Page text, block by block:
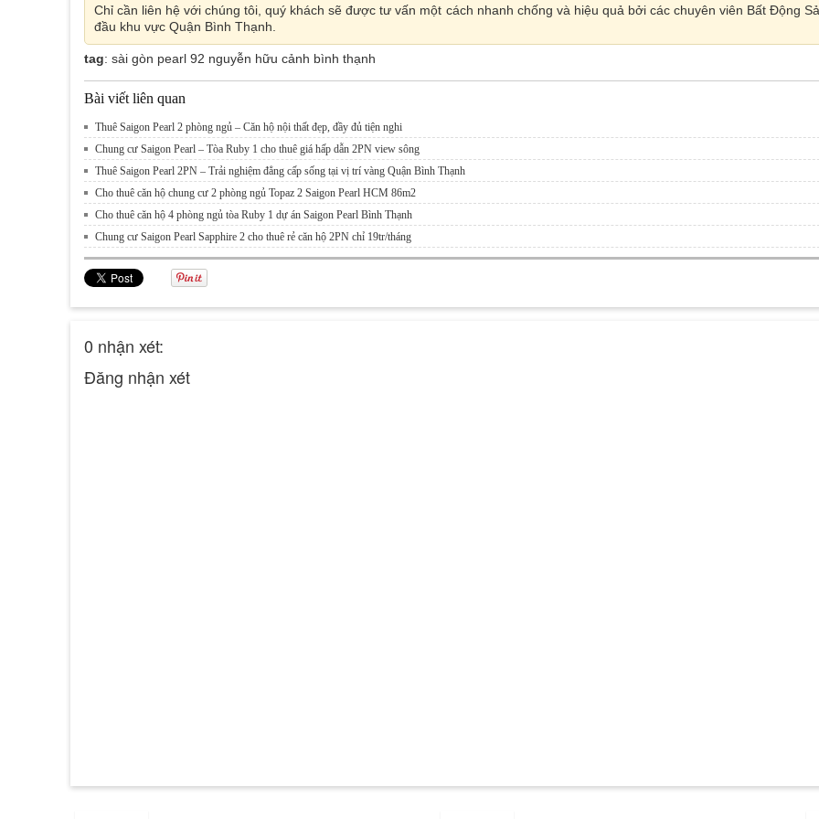
Chỉ cần liên hệ với chúng tôi, quý khách sẽ được tư vấn một cách nhanh chống và hiệu quả bởi các chuyên viên Bất Động
đầu khu vực Quận Bình Thạnh.
tag: sài gòn pearl 92 nguyễn hữu cảnh bình thạnh
Bài viết liên quan
Thuê Saigon Pearl 2 phòng ngủ – Căn hộ nội thất đẹp, đầy đủ tiện nghi
Chung cư Saigon Pearl – Tòa Ruby 1 cho thuê giá hấp dẫn 2PN view sông
Thuê Saigon Pearl 2PN – Trải nghiệm đẳng cấp sống tại vị trí vàng Quận Bình Thạnh
Cho thuê căn hộ chung cư 2 phòng ngủ Topaz 2 Saigon Pearl HCM 86m2
Cho thuê căn hộ 4 phòng ngủ tòa Ruby 1 dự án Saigon Pearl Bình Thạnh
Chung cư Saigon Pearl Sapphire 2 cho thuê rẻ căn hộ 2PN chỉ 19tr/tháng
0 nhận xét:
Đăng nhận xét